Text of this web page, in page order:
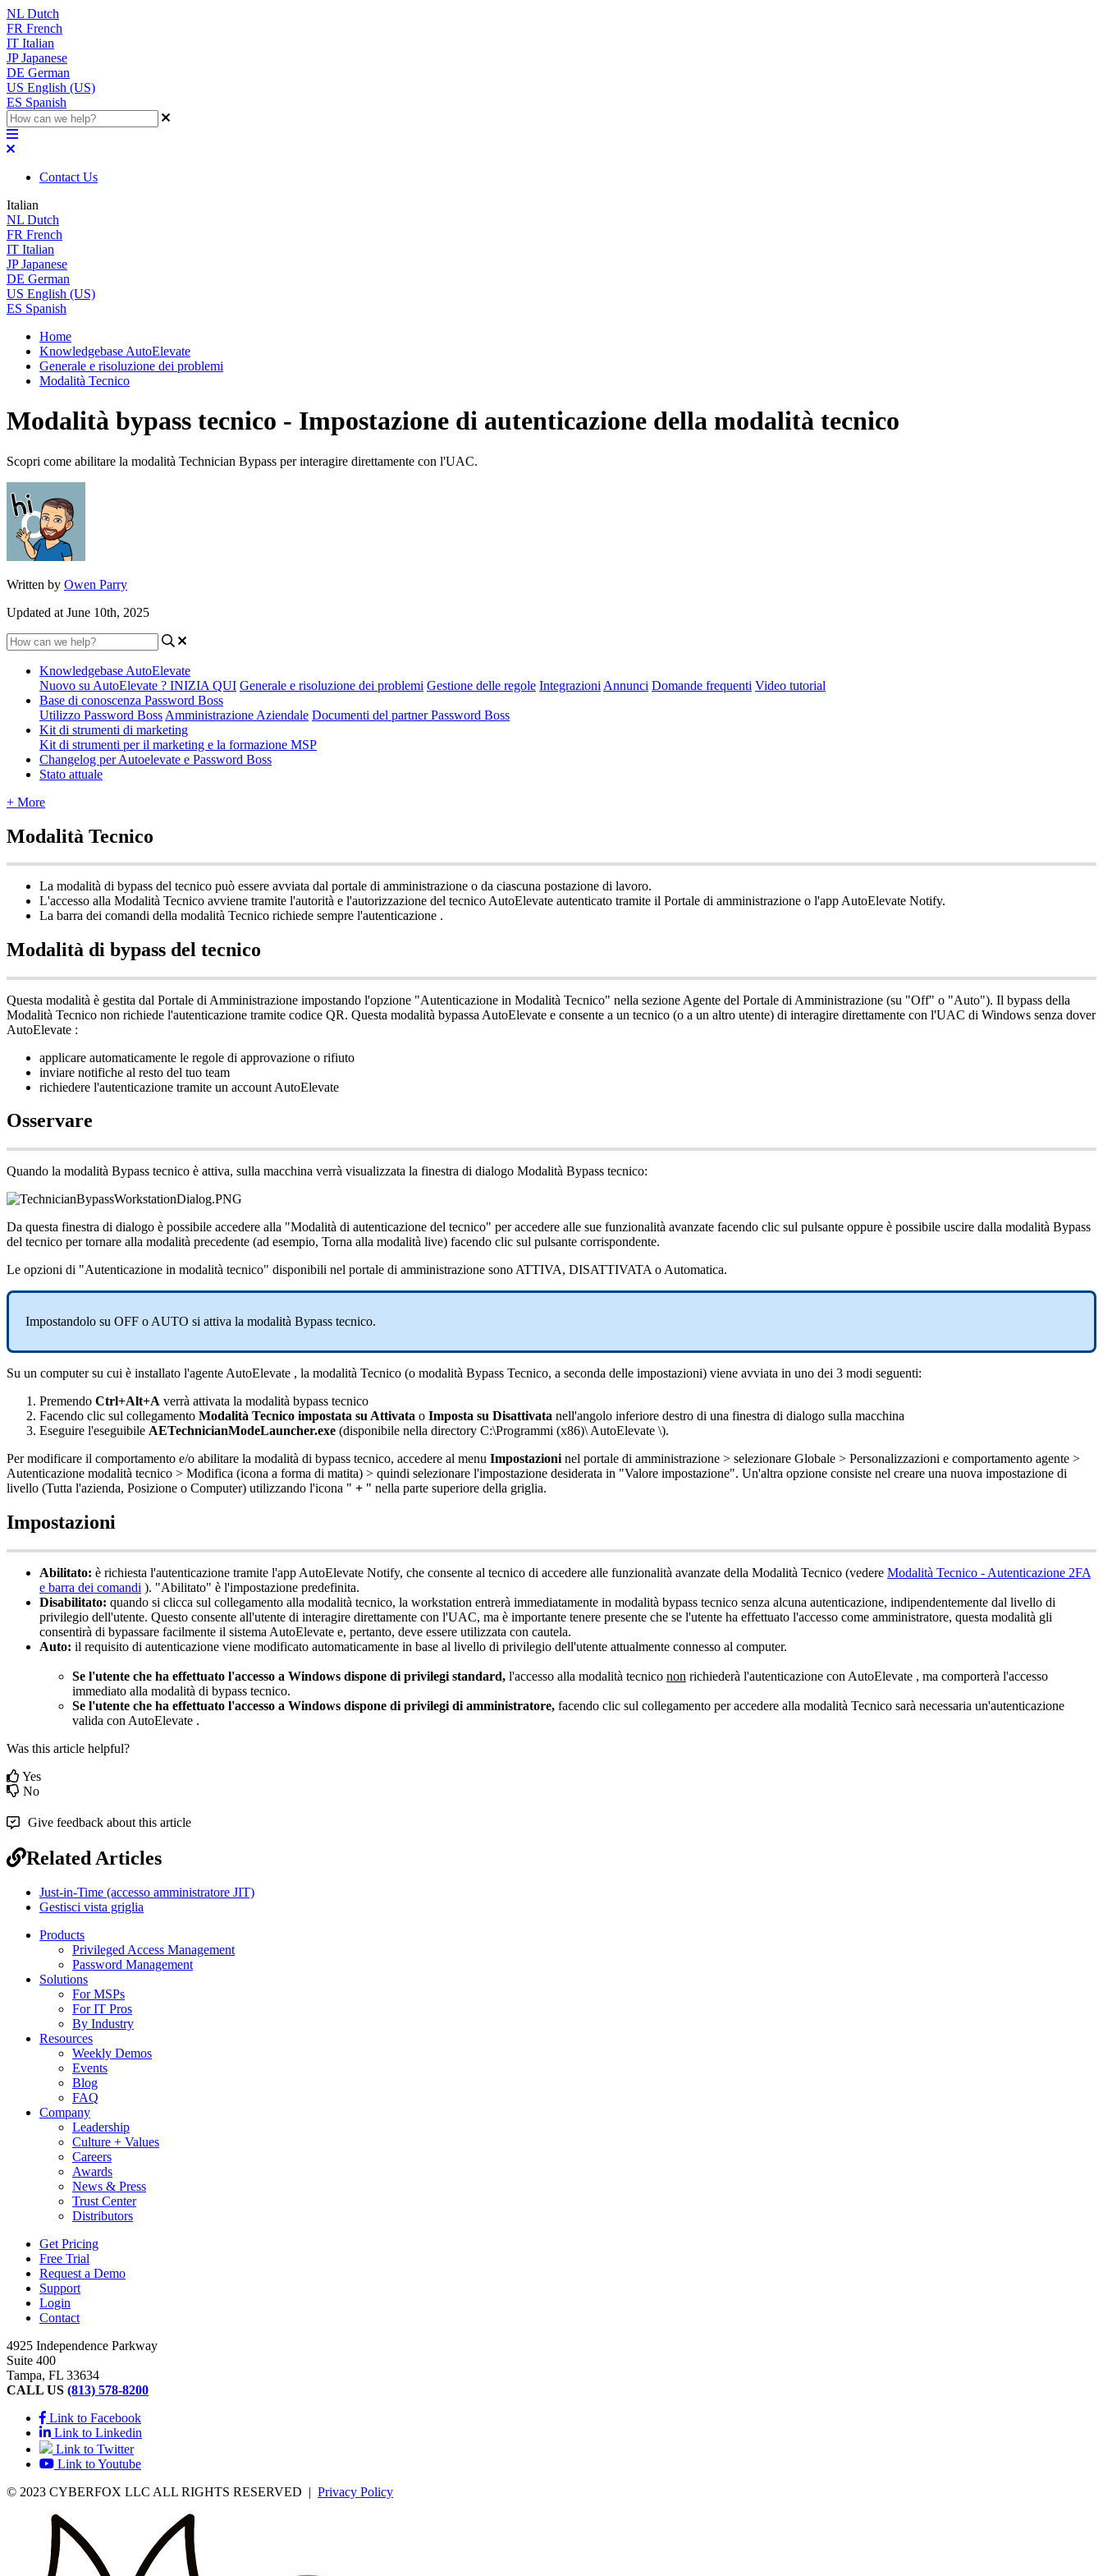
NL Dutch
FR French
IT Italian
JP Japanese
DE German
US English (US)
ES Spanish
Contact Us
Italian
NL Dutch
FR French
IT Italian
JP Japanese
DE German
US English (US)
ES Spanish
Home
Knowledgebase AutoElevate
Generale e risoluzione dei problemi
Modalità Tecnico
Modalità bypass tecnico - Impostazione di autenticazione della modalità tecnico
Scopri come abilitare la modalità Technician Bypass per interagire direttamente con l'UAC.
Written by Owen Parry
Updated at June 10th, 2025
Knowledgebase AutoElevate
Nuovo su AutoElevate ? INIZIA QUI Generale e risoluzione dei problemi Gestione delle regole Integrazioni Annunci Domande frequenti Video tutorial
Base di conoscenza Password Boss
Utilizzo Password Boss Amministrazione Aziendale Documenti del partner Password Boss
Kit di strumenti di marketing
Kit di strumenti per il marketing e la formazione MSP
Changelog per Autoelevate e Password Boss
Stato attuale
+ More
Modalità Tecnico
La modalità di bypass del tecnico può essere avviata dal portale di amministrazione o da ciascuna postazione di lavoro.
L'accesso alla Modalità Tecnico avviene tramite l'autorità e l'autorizzazione del tecnico AutoElevate autenticato tramite il Portale di amministrazione o l'app AutoElevate Notify.
La barra dei comandi della modalità Tecnico richiede sempre l'autenticazione .
Modalità di bypass del tecnico
Questa modalità è gestita dal Portale di Amministrazione impostando l'opzione "Autenticazione in Modalità Tecnico" nella sezione Agente del Portale di Amministrazione (su "Off" o "Auto"). Il bypass della
Modalità Tecnico non richiede l'autenticazione tramite codice QR. Questa modalità bypassa AutoElevate e consente a un tecnico (o a un altro utente) di interagire direttamente con l'UAC di Windows senza dover
AutoElevate :
applicare automaticamente le regole di approvazione o rifiuto
inviare notifiche al resto del tuo team
richiedere l'autenticazione tramite un account AutoElevate
Osservare
Quando la modalità Bypass tecnico è attiva, sulla macchina verrà visualizzata la finestra di dialogo Modalità Bypass tecnico:
Da questa finestra di dialogo è possibile accedere alla "Modalità di autenticazione del tecnico" per accedere alle sue funzionalità avanzate facendo clic sul pulsante oppure è possibile uscire dalla modalità Bypass
del tecnico per tornare alla modalità precedente (ad esempio, Torna alla modalità live) facendo clic sul pulsante corrispondente.
Le opzioni di "Autenticazione in modalità tecnico" disponibili nel portale di amministrazione sono ATTIVA, DISATTIVATA o Automatica.
Impostandolo su OFF o AUTO si attiva la modalità Bypass tecnico.
Su un computer su cui è installato l'agente AutoElevate , la modalità Tecnico (o modalità Bypass Tecnico, a seconda delle impostazioni) viene avviata in uno dei 3 modi seguenti:
Premendo Ctrl+Alt+A verrà attivata la modalità bypass tecnico
Facendo clic sul collegamento Modalità Tecnico impostata su Attivata o Imposta su Disattivata nell'angolo inferiore destro di una finestra di dialogo sulla macchina
Eseguire l'eseguibile AETechnicianModeLauncher.exe (disponibile nella directory C:\Programmi (x86)\ AutoElevate \).
Per modificare il comportamento e/o abilitare la modalità di bypass tecnico, accedere al menu Impostazioni nel portale di amministrazione > selezionare Globale > Personalizzazioni e comportamento agente >
Autenticazione modalità tecnico > Modifica (icona a forma di matita) > quindi selezionare l'impostazione desiderata in "Valore impostazione". Un'altra opzione consiste nel creare una nuova impostazione di
livello (Tutta l'azienda, Posizione o Computer) utilizzando l'icona " + " nella parte superiore della griglia.
Impostazioni
Abilitato: è richiesta l'autenticazione tramite l'app AutoElevate Notify, che consente al tecnico di accedere alle funzionalità avanzate della Modalità Tecnico (vedere Modalità Tecnico - Autenticazione 2FA
e barra dei comandi ). "Abilitato" è l'impostazione predefinita.
Disabilitato: quando si clicca sul collegamento alla modalità tecnico, la workstation entrerà immediatamente in modalità bypass tecnico senza alcuna autenticazione, indipendentemente dal livello di
privilegio dell'utente. Questo consente all'utente di interagire direttamente con l'UAC, ma è importante tenere presente che se l'utente ha effettuato l'accesso come amministratore, questa modalità gli
consentirà di bypassare facilmente il sistema AutoElevate e, pertanto, deve essere utilizzata con cautela.
Auto: il requisito di autenticazione viene modificato automaticamente in base al livello di privilegio dell'utente attualmente connesso al computer.
Se l'utente che ha effettuato l'accesso a Windows dispone di privilegi standard, l'accesso alla modalità tecnico non richiederà l'autenticazione con AutoElevate , ma comporterà l'accesso
immediato alla modalità di bypass tecnico.
Se l'utente che ha effettuato l'accesso a Windows dispone di privilegi di amministratore, facendo clic sul collegamento per accedere alla modalità Tecnico sarà necessaria un'autenticazione
valida con AutoElevate .
Was this article helpful?
Yes
No
Give feedback about this article
Related Articles
Just-in-Time (accesso amministratore JIT)
Gestisci vista griglia
Products
Privileged Access Management
Password Management
Solutions
For MSPs
For IT Pros
By Industry
Resources
Weekly Demos
Events
Blog
FAQ
Company
Leadership
Culture + Values
Careers
Awards
News & Press
Trust Center
Distributors
Get Pricing
Free Trial
Request a Demo
Support
Login
Contact
4925 Independence Parkway
Suite 400
Tampa, FL 33634
CALL US (813) 578-8200
Link to Facebook
Link to Linkedin
Link to Twitter
Link to Youtube
© 2023 CYBERFOX LLC ALL RIGHTS RESERVED | Privacy Policy